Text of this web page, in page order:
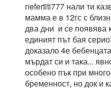
nefertiti777 нали ти
мамма е в 12гс с
два дни и се появява
единият път бая
доказало 4е
мърдат си и така...
особено пък при
бременност, но док и